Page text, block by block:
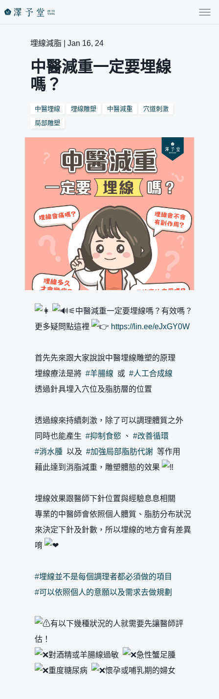
埋線減脂 | Jan 16, 24
中醫減重一定要埋線
嗎？
中醫埋線 埋線雕塑 中醫減重
穴道刺激
局部雕塑
⚟中醫減重一定要埋線嗎？有效嗎？
更多疑問點這裡
https://lin.ee/eJxGY0W
首先先來跟大家說說中醫埋線雕塑的原理
埋線療法是將#羊腸線 或#人工合成線
透過針具埋入穴位及脂肪層的位置
透過線來持續刺激，除了可以調理體質之外
同時也能產生#抑制食慾 、#改善循環
#消水腫 以及#加強局部脂肪代謝 等作用
藉此達到消脂減重，雕塑體態的效果
埋線效果跟醫師下針位置與經驗息息相關
專業的中醫師會依照個人體質、脂肪分布狀況
來決定下針及針數，所以埋線的地方會有差異
唷
#埋線並不是每個調理者都必須做的項目
#可以依照個人的意願以及需求去做規劃
有以下幾種狀況的人就需要先讓醫師評
估！
對酒精或羊腸線過敏
急性蟹足腫
重度糖尿病
懷孕或哺乳期的婦女